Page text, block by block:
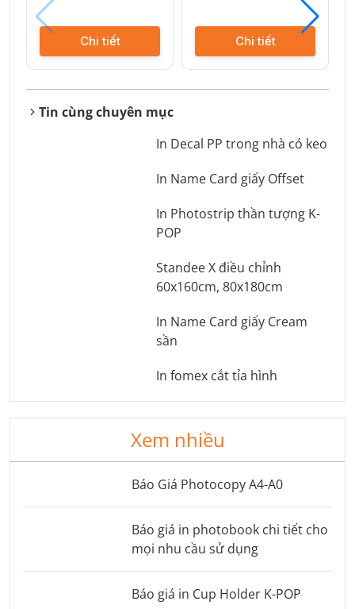
Chi tiết Chi tiết
Tin cùng chuyên mục
In Decal PP trong nhà có keo
In Name Card giấy Offset
In Photostrip thần tượng K-
POP
Standee X điều chỉnh
60x160cm, 80x180cm
In Name Card giấy Cream
sần
In fomex cắt tỉa hình
Xem nhiều
Báo Giá Photocopy A4-A0
Báo giá in photobook chi tiết cho
mọi nhu cầu sử dụng
Báo giá in Cup Holder K-POP